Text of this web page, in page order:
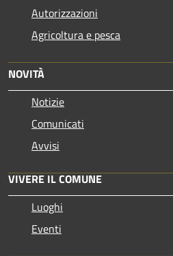
Autorizzazioni
Agricoltura e pesca
NOVITÀ
Notizie
Comunicati
Avvisi
VIVERE IL COMUNE
Luoghi
Eventi